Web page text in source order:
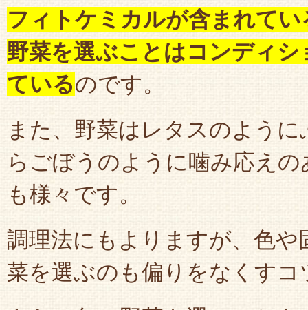
フィトケミカルが含まれて
野菜を選ぶことはコンディ
ているのです。
また、野菜はレタスのよう
らごぼうのように噛み応え
も様々です。
調理法にもよりますが、色や
菜を選ぶのも偏りをなくすコ